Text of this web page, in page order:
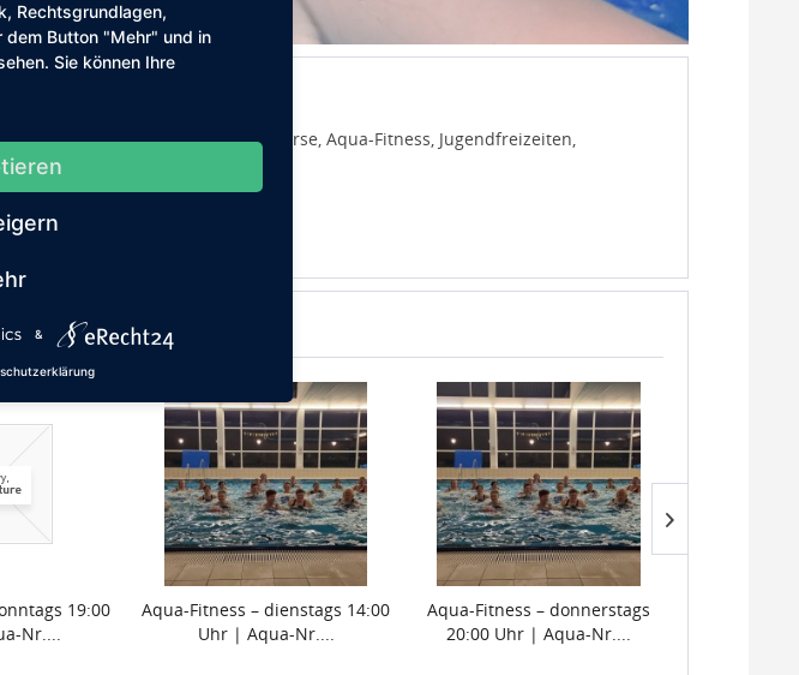
Angebote wie Schwimmkurse, Aqua-Fitness, Jugendfreizeiten,
19:00
Nr....
Aqua-Fitness – dienstags 14:00
Uhr | Aqua-Nr....
Aqua-Fitness – donnerstags
20:00 Uhr | Aqua-Nr....
Rechtsgrundlagen,
dem Button "Mehr" und in
Sie können Ihre
&